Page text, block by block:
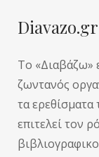
Diavazo.gr
Το «Διαβάζω»
ζωντανός
τα
επιτελεί τον